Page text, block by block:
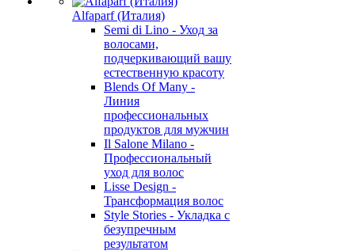
Alfaparf (Италия)
Semi di Lino - Уход за
волосами,
подчеркивающий вашу
естественную красоту
Blends Of Many -
Линия
профессиональных
продуктов для мужчин
Il Salone Milano -
Профессиональный
уход для волос
Lisse Design -
Трансформация волос
Style Stories - Укладка с
безупречным
результатом